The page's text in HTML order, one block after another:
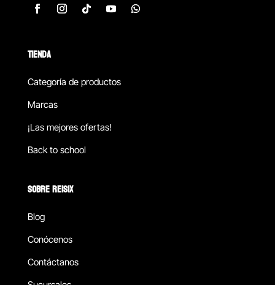
TIENDA
Categoría de productos
Marcas
¡Las mejores ofertas!
Back to school
SOBRE REISIX
Blog
Conócenos
Contáctanos